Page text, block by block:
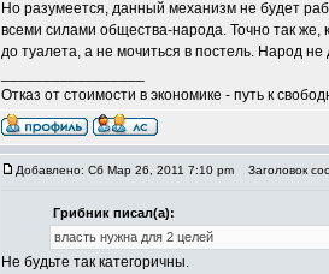
Но разумеется, данный механизм не будет
всеми силами общества-народа. Точно так же,
до туалета, а не мочиться в постель. Народ
Отказ от стоимости в экономике - путь к
Добавлено: Сб Мар 26, 2011 7:10 pm Заголовок
Грибник писал(а):
власть нужна для 2 целей
Не будьте так категоричны.